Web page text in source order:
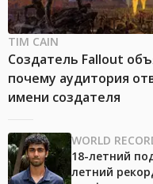
TIM CAIN
Создатель Fallout
почему аудитория
имени создателя
WORLD
18-летний
летний